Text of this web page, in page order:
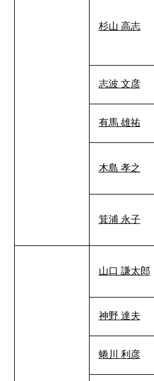
杉山 高志
志波 文彦
有馬 雄祐
木島 孝之
箕浦 永子
山口 謙太郎
神野 達夫
蜷川 利彦